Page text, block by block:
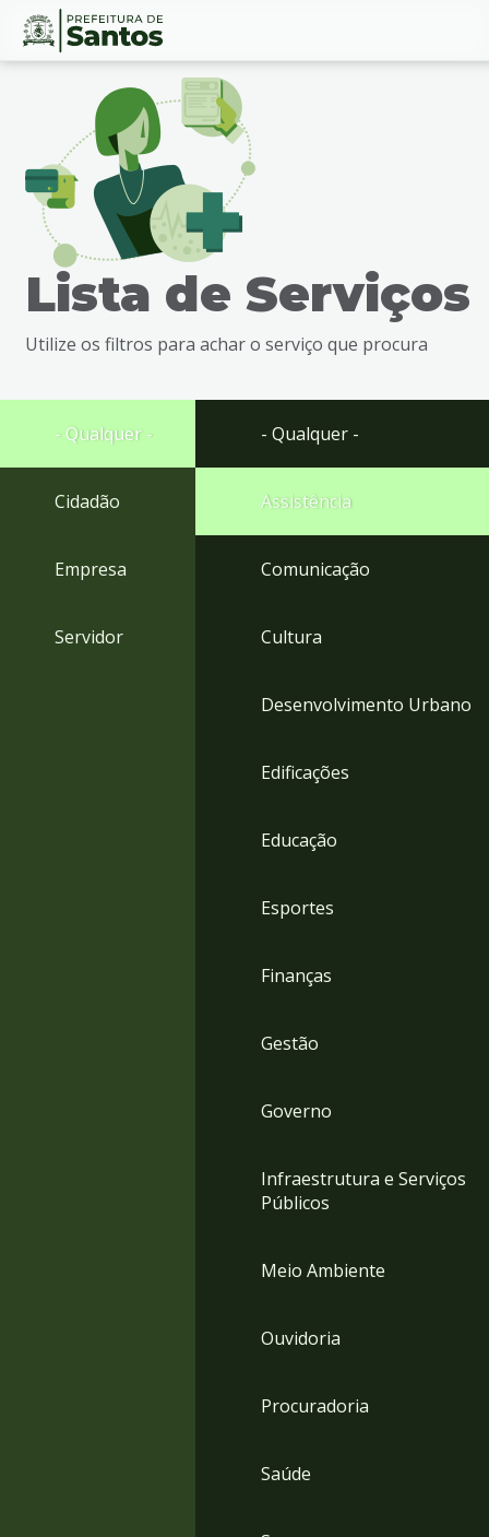
Ir
busca
Ir
rodapé
Conteúdo
Lista de Serviços
Utilize os filtros para achar o serviço que procura
- Qualquer -
Cidadão
Empresa
Servidor
- Qualquer -
Assistência
Comunicação
Cultura
Desenvolvimento Urbano
Edificações
Educação
Esportes
Finanças
Gestão
Governo
Infraestrutura e Serviços
Públicos
Meio Ambiente
Ouvidoria
Procuradoria
Saúde